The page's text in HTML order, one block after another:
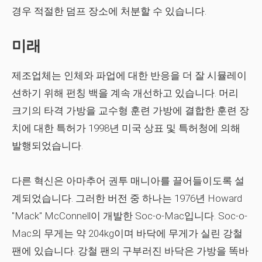
경우 적절한 덤프 장소에 처분할 수 있습니다.
미래
제조업체는 인체와 파업에 대한 반응을 더 잘 시뮬레이
션하기 위해 펀칭 백을 계속 개선하고 있습니다. 머리
크기의 타격 가방을 교수형 훈련 가방에 결합한 훈련 장
치에 대한 특허가 1998년 미국 상표 및 특허청에 의해
발행되었습니다.
다른 혁신은 아마추어 권투 매니아를 끌어들이도록 설
계되었습니다. 그러한 버전 중 하나는 1976년 Howard
"Mack" McConnell이 개발한 Soc-o-Mac입니다. Soc-o-
Mac의 무게는 약 204kg이며 바닥에 무게가 실린 강철
팬에 있습니다. 강철 팬의 구부러진 바닥은 가방을 똑바